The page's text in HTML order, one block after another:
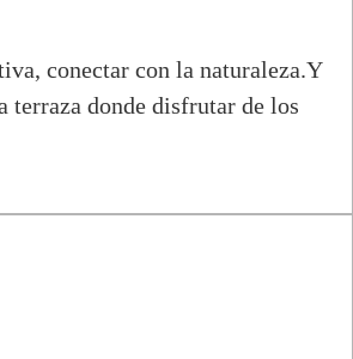
conectar con la naturaleza.Y
terraza donde disfrutar de los